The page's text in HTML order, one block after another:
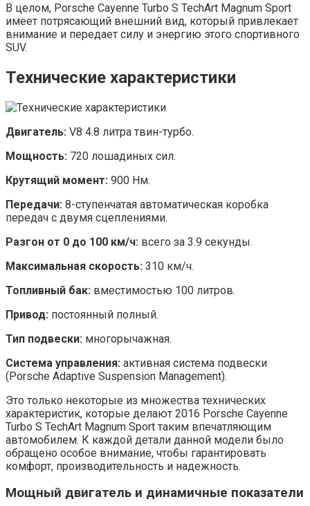
В целом, Porsche Cayenne Turbo S TechArt Magnum Sport
имеет потрясающий внешний вид, который привлекает
внимание и передает силу и энергию этого спортивного
SUV.
Технические характеристики
Двигатель: V8 4.8 литра твин-турбо.
Мощность: 720 лошадиных сил.
Крутящий момент: 900 Нм.
Передачи: 8-ступенчатая автоматическая коробка
передач с двумя сцеплениями.
Разгон от 0 до 100 км/ч: всего за 3.9 секунды.
Максимальная скорость: 310 км/ч.
Топливный бак: вместимостью 100 литров.
Привод: постоянный полный.
Тип подвески: многорычажная.
Система управления: активная система подвески
(Porsche Adaptive Suspension Management).
Это только некоторые из множества технических
характеристик, которые делают 2016 Porsche Cayenne
Turbo S TechArt Magnum Sport таким впечатляющим
автомобилем. К каждой детали данной модели было
обращено особое внимание, чтобы гарантировать
комфорт, производительность и надежность.
Мощный двигатель и динамичные показатели